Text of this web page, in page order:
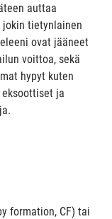
auttaa
tietynlainen
ovat jääneet
voittoa, sekä
hypyt kuten
ja
formation, CF) tai